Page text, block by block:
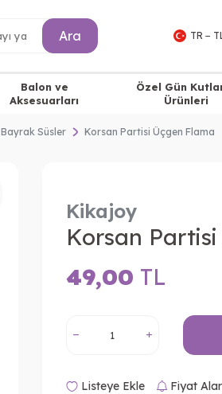
Ara TR −
Balon ve
Aksesuarları
Özel Gün
Ürünleri
Bayrak Süsler Korsan Partisi Üçgen Flama
Kikajoy
Korsan
49,00 TL
Listeye Ekle Fiyat